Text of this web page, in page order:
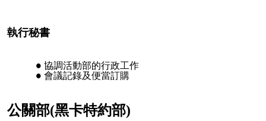
執行秘書
協調活動部的行政工作
會議記錄及便當訂購
公關部(黑卡特約部)